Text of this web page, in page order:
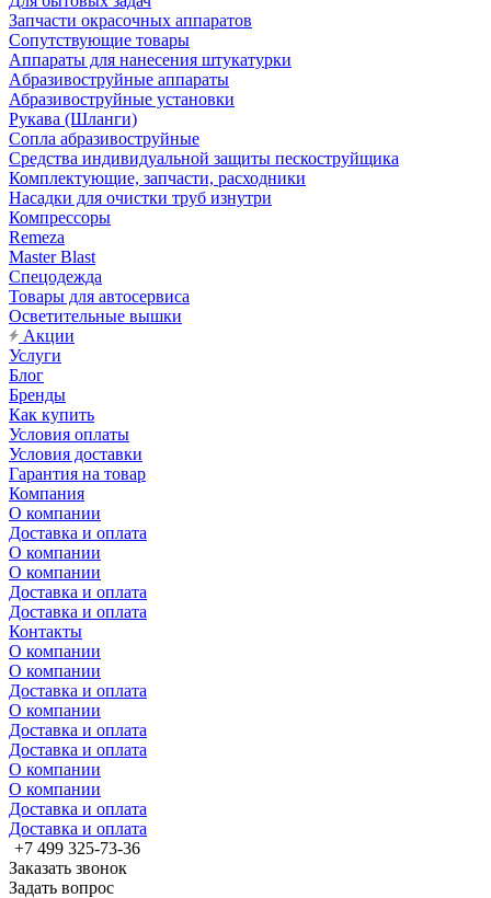
Запчасти окрасочных аппаратов
Сопутствующие товары
Аппараты для нанесения штукатурки
Aбразивоструйные аппараты
Абразивоструйные установки
Рукава (Шланги)
Сопла абразивоструйные
Средства индивидуальной защиты пескоструйщика
Комплектующие, запчасти, расходники
Насадки для очистки труб изнутри
Компрессоры
Remeza
Master Blast
Спецодежда
Товары для автосервиса
Осветительные вышки
Акции
Услуги
Блог
Бренды
Как купить
Условия оплаты
Условия доставки
Гарантия на товар
Компания
О компании
Доставка и оплата
О компании
О компании
Доставка и оплата
Доставка и оплата
Контакты
О компании
О компании
Доставка и оплата
О компании
Доставка и оплата
Доставка и оплата
О компании
О компании
Доставка и оплата
Доставка и оплата
+7 499 325-73-36
Заказать звонок
Задать вопрос